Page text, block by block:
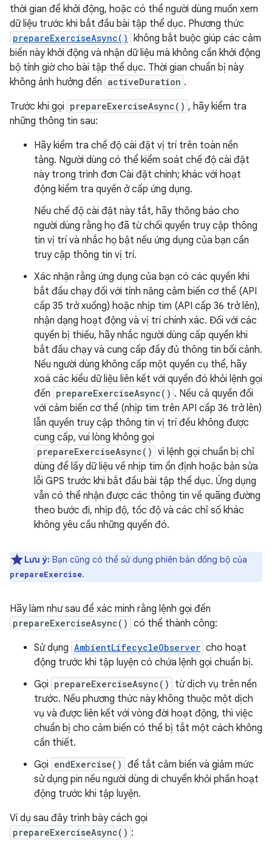
thời gian để khởi động, hoặc có thể người dùng muốn xem
dữ liệu trước khi bắt đầu bài tập thể dục. Phương thức
prepareExerciseAsync() không bắt buộc giúp các cảm
biến này khởi động và nhận dữ liệu mà không cần khởi động
bộ tính giờ cho bài tập thể dục. Thời gian chuẩn bị này
không ảnh hưởng đến activeDuration .
Trước khi gọi prepareExerciseAsync() , hãy kiểm tra
những thông tin sau:
Hãy kiểm tra chế độ cài đặt vị trí trên toàn nền
tảng. Người dùng có thể kiểm soát chế độ cài đặt
này trong trình đơn Cài đặt chính; khác với hoạt
động kiểm tra quyền ở cấp ứng dụng.
Nếu chế độ cài đặt này tắt, hãy thông báo cho
người dùng rằng họ đã từ chối quyền truy cập thông
tin vị trí và nhắc họ bật nếu ứng dụng của bạn cần
truy cập thông tin vị trí.
Xác nhận rằng ứng dụng của bạn có các quyền khi
bắt đầu chạy đối với tính năng cảm biến cơ thể (API
cấp 35 trở xuống) hoặc nhịp tim (API cấp 36 trở lên),
nhận dạng hoạt động và vị trí chính xác. Đối với các
quyền bị thiếu, hãy nhắc người dùng cấp quyền khi
bắt đầu chạy và cung cấp đầy đủ thông tin bối cảnh.
Nếu người dùng không cấp một quyền cụ thể, hãy
xoá các kiểu dữ liệu liên kết với quyền đó khỏi lệnh gọi
đến prepareExerciseAsync() . Nếu cả quyền đối
với cảm biến cơ thể (nhịp tim trên API cấp 36 trở lên)
lẫn quyền truy cập thông tin vị trí đều không được
cung cấp, vui lòng không gọi
prepareExerciseAsync() vì lệnh gọi chuẩn bị chỉ
dùng để lấy dữ liệu về nhịp tim ổn định hoặc bản sửa
lỗi GPS trước khi bắt đầu bài tập thể dục. Ứng dụng
vẫn có thể nhận được các thông tin về quãng đường
theo bước đi, nhịp độ, tốc độ và các chỉ số khác
không yêu cầu những quyền đó.
Lưu ý: Bạn cũng có thể sử dụng phiên bản đồng bộ của
prepareExercise.
Hãy làm như sau để xác minh rằng lệnh gọi đến
prepareExerciseAsync() có thể thành công:
Sử dụng AmbientLifecycleObserver cho hoạt
động trước khi tập luyện có chứa lệnh gọi chuẩn bị.
Gọi prepareExerciseAsync()
từ dịch vụ trên nền
trước. Nếu phương thức này không thuộc một dịch
vụ và được liên kết với vòng đời hoạt động, thì việc
chuẩn bị cho cảm biến có thể bị tắt một cách không
cần thiết.
Gọi endExercise() để tắt cảm biến và giảm mức
sử dụng pin nếu người dùng di chuyển khỏi phần hoạt
động trước khi tập luyện.
Ví dụ sau đây trình bày cách gọi
prepareExerciseAsync() :